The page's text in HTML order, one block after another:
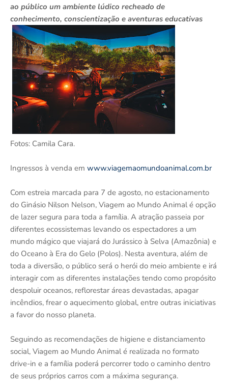
ao público um ambiente lúdico recheado de
conhecimento, conscientização e aventuras educativas
Fotos: Camila Cara.
Ingressos à venda em www.viagemaomundoanimal.com.br
Com estreia marcada para 7 de agosto, no estacionamento
do Ginásio Nilson Nelson, Viagem ao Mundo Animal é opção
de lazer segura para toda a família. A atração passeia por
diferentes ecossistemas levando os espectadores a um
mundo mágico que viajará do Jurássico à Selva (Amazônia) e
do Oceano à Era do Gelo (Polos). Nesta aventura, além de
toda a diversão, o público será o herói do meio ambiente e irá
interagir com as diferentes instalações tendo como propósito
despoluir oceanos, reflorestar áreas devastadas, apagar
incêndios, frear o aquecimento global, entre outras iniciativas
a favor do nosso planeta.
Seguindo as recomendações de higiene e distanciamento
social, Viagem ao Mundo Animal é realizada no formato
drive-in e a família poderá percorrer todo o caminho dentro
de seus próprios carros com a máxima segurança.